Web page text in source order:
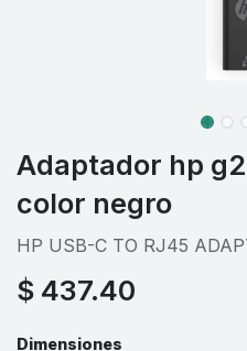
Adaptador hp
color negro
HP USB-C TO RJ45
$ 437.40
Dimensiones